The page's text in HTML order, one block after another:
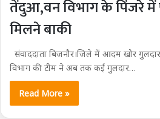
तेंदुआ,वन विभाग के पिंजरे
मिलने बाकी
संवाददाता बिजनौर।जिले में आदम खोर
विभाग की टीम ने अब तक कई गुलदार…
Read More »